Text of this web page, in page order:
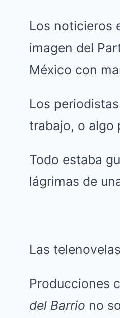
Los noticieros
imagen del
México con
Los
trabajo, o algo
Todo estaba
lágrimas de
Las
Producciones
del Barrio no